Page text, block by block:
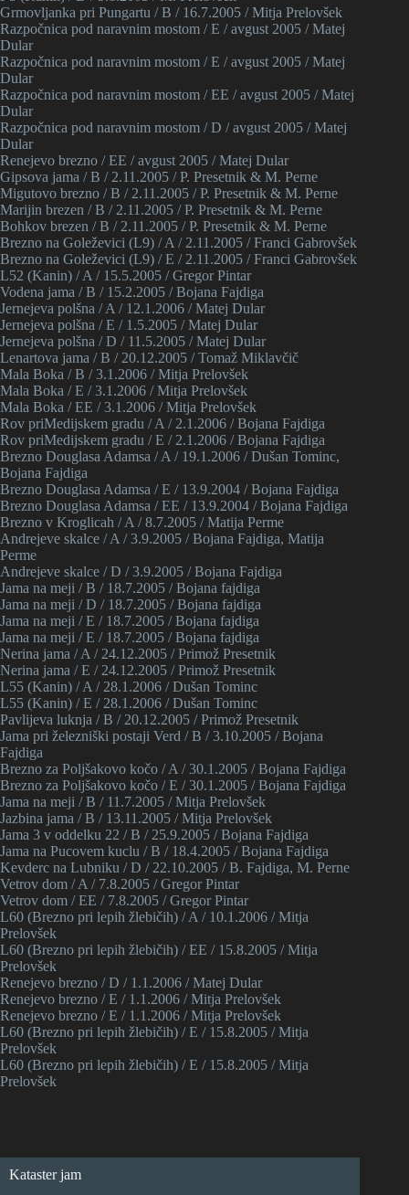
Grmovljanka pri Pungartu / B / 16.7.2005 / Mitja Prelovšek
Razpočnica pod naravnim mostom / E / avgust 2005 / Matej
Dular
Razpočnica pod naravnim mostom / E / avgust 2005 / Matej
Dular
Razpočnica pod naravnim mostom / EE / avgust 2005 / Matej
Dular
Razpočnica pod naravnim mostom / D / avgust 2005 / Matej
Dular
Renejevo brezno / EE / avgust 2005 / Matej Dular
Gipsova jama / B / 2.11.2005 / P. Presetnik & M. Perne
Migutovo brezno / B / 2.11.2005 / P. Presetnik & M. Perne
Marijin brezen / B / 2.11.2005 / P. Presetnik & M. Perne
Bohkov brezen / B / 2.11.2005 / P. Presetnik & M. Perne
Brezno na Goleževici (L9) / A / 2.11.2005 / Franci Gabrovšek
Brezno na Goleževici (L9) / E / 2.11.2005 / Franci Gabrovšek
L52 (Kanin) / A / 15.5.2005 / Gregor Pintar
Vodena jama / B / 15.2.2005 / Bojana Fajdiga
Jernejeva polšna / A / 12.1.2006 / Matej Dular
Jernejeva polšna / E / 1.5.2005 / Matej Dular
Jernejeva polšna / D / 11.5.2005 / Matej Dular
Lenartova jama / B / 20.12.2005 / Tomaž Miklavčič
Mala Boka / B / 3.1.2006 / Mitja Prelovšek
Mala Boka / E / 3.1.2006 / Mitja Prelovšek
Mala Boka / EE / 3.1.2006 / Mitja Prelovšek
Rov priMedijskem gradu / A / 2.1.2006 / Bojana Fajdiga
Rov priMedijskem gradu / E / 2.1.2006 / Bojana Fajdiga
Brezno Douglasa Adamsa / A / 19.1.2006 / Dušan Tominc,
Bojana Fajdiga
Brezno Douglasa Adamsa / E / 13.9.2004 / Bojana Fajdiga
Brezno Douglasa Adamsa / EE / 13.9.2004 / Bojana Fajdiga
Brezno v Kroglicah / A / 8.7.2005 / Matija Perme
Andrejeve skalce / A / 3.9.2005 / Bojana Fajdiga, Matija
Perme
Andrejeve skalce / D / 3.9.2005 / Bojana Fajdiga
Jama na meji / B / 18.7.2005 / Bojana fajdiga
Jama na meji / D / 18.7.2005 / Bojana fajdiga
Jama na meji / E / 18.7.2005 / Bojana fajdiga
Jama na meji / E / 18.7.2005 / Bojana fajdiga
Nerina jama / A / 24.12.2005 / Primož Presetnik
Nerina jama / E / 24.12.2005 / Primož Presetnik
L55 (Kanin) / A / 28.1.2006 / Dušan Tominc
L55 (Kanin) / E / 28.1.2006 / Dušan Tominc
Pavlijeva luknja / B / 20.12.2005 / Primož Presetnik
Jama pri železniški postaji Verd / B / 3.10.2005 / Bojana
Fajdiga
Brezno za Poljšakovo kočo / A / 30.1.2005 / Bojana Fajdiga
Brezno za Poljšakovo kočo / E / 30.1.2005 / Bojana Fajdiga
Jama na meji / B / 11.7.2005 / Mitja Prelovšek
Jazbina jama / B / 13.11.2005 / Mitja Prelovšek
Jama 3 v oddelku 22 / B / 25.9.2005 / Bojana Fajdiga
Jama na Pucovem kuclu / B / 18.4.2005 / Bojana Fajdiga
Kevderc na Lubniku / D / 22.10.2005 / B. Fajdiga, M. Perne
Vetrov dom / A / 7.8.2005 / Gregor Pintar
Vetrov dom / EE / 7.8.2005 / Gregor Pintar
L60 (Brezno pri lepih žlebičih) / A / 10.1.2006 / Mitja
Prelovšek
L60 (Brezno pri lepih žlebičih) / EE / 15.8.2005 / Mitja
Prelovšek
Renejevo brezno / D / 1.1.2006 / Matej Dular
Renejevo brezno / E / 1.1.2006 / Mitja Prelovšek
Renejevo brezno / E / 1.1.2006 / Mitja Prelovšek
L60 (Brezno pri lepih žlebičih) / E / 15.8.2005 / Mitja
Prelovšek
L60 (Brezno pri lepih žlebičih) / E / 15.8.2005 / Mitja
Prelovšek
Kataster jam